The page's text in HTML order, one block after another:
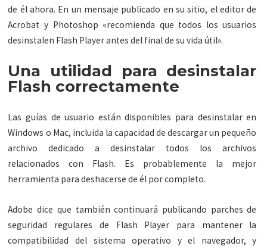
de él ahora. En un mensaje publicado en su sitio, el editor de
Acrobat y Photoshop «recomienda que todos los usuarios
desinstalen Flash Player antes del final de su vida útil».
Una utilidad para desinstalar
Flash correctamente
Las guías de usuario están disponibles para desinstalar en
Windows o Mac, incluida la capacidad de descargar un pequeño
archivo dedicado a desinstalar todos los archivos
relacionados con Flash. Es probablemente la mejor
herramienta para deshacerse de él por completo.
Adobe dice que también continuará publicando parches de
seguridad regulares de Flash Player para mantener la
compatibilidad del sistema operativo y el navegador, y